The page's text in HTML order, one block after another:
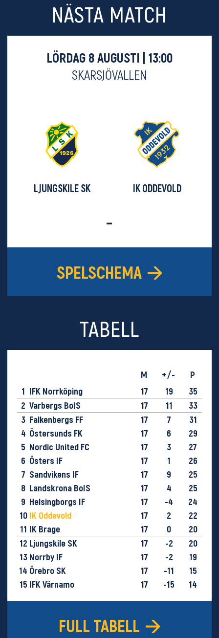
NÄSTA MATCH
LÖRDAG 8 AUGUSTI | 13:00
SKARSJÖVALLEN
LJUNGSKILE SK IK ODDEVOLD
-
SPELSCHEMA
TABELL
M +/-
P
1 IFK Norrköping 17 19
35
2 Varbergs BoIS 17 11
33
3 Falkenbergs FF 17 7
31
4 Östersunds FK 17 6
29
5 Nordic United FC 17 3
27
6 Östers IF 17 1
26
7 Sandvikens IF 17 9
25
8 Landskrona BoIS 17 4
25
9 Helsingborgs IF 17 -4
24
10 IK Oddevold 17 2
22
11 IK Brage 17 0
20
12 Ljungskile SK 17 -2
20
13 Norrby IF 17 -2
19
14 Örebro SK 17 -11
15
15 IFK Värnamo 17 -15
14
FULL TABELL